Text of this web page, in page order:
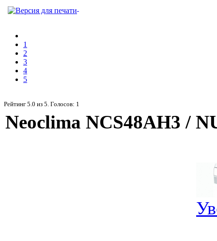
1
2
3
4
5
Рейтинг 5.0 из 5. Голосов: 1
Neoclima NCS48AH3 /